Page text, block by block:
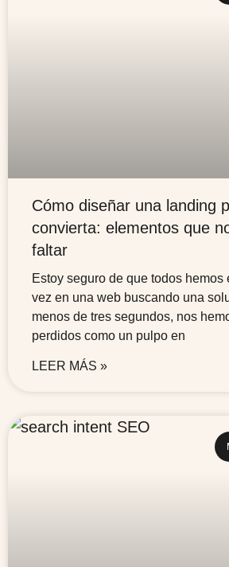
Cómo diseñar una landing
convierta: elementos que
faltar
Estoy seguro de que todos hemos
vez en una web buscando una
menos de tres segundos, nos
perdidos como un pulpo en
LEER MÁS »